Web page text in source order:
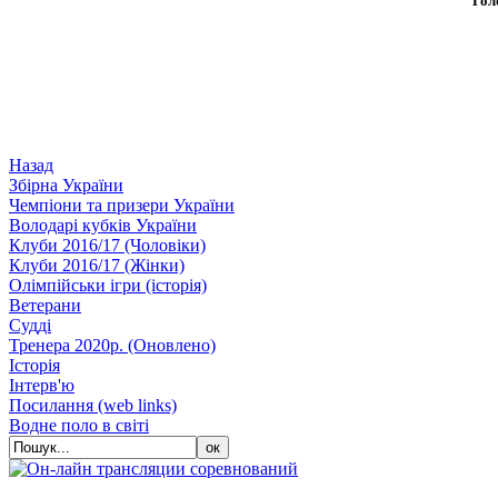
Назад
Збiрна України
Чемпіони та призери України
Володарі кубків України
Клуби 2016/17 (Чоловiки)
Клуби 2016/17 (Жiнки)
Олімпійськи ігри (історія)
Ветерани
Судді
Тренера 2020р. (Оновлено)
Історія
Iнтерв'ю
Посилання (web links)
Водне поло в світі